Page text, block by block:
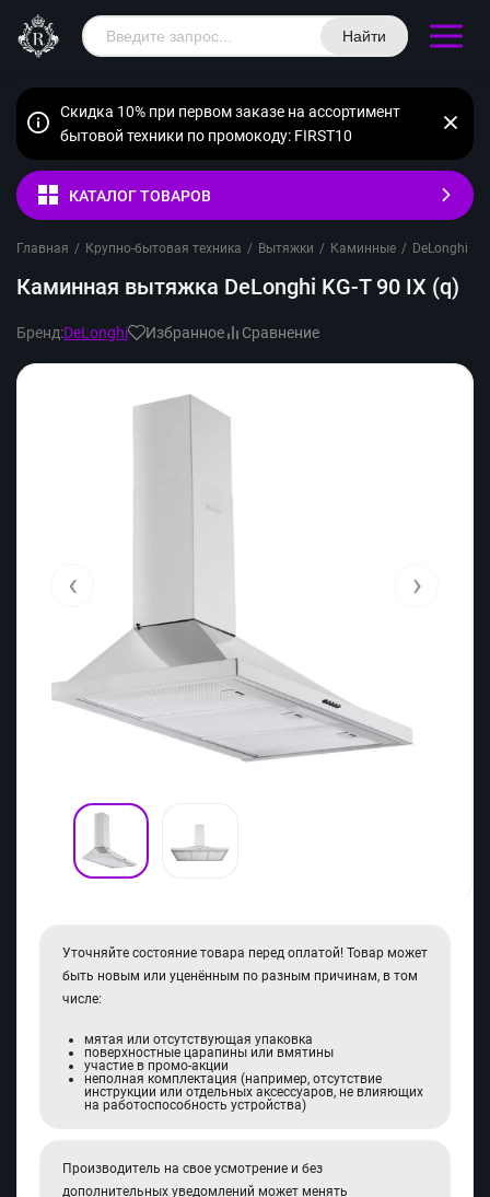
Найти
Скидка 10% при первом заказе на ассортимент
бытовой техники по промокоду: FIRST10
КАТАЛОГ ТОВАРОВ
Главная / Крупно-бытовая техника / Вытяжки / Каминные / DeLonghi
Каминная вытяжка DeLonghi KG-T 90 IX (q)
Бренд:DeLonghi Избранное Сравнение
‹ ›
Уточняйте состояние товара перед оплатой! Товар может
быть новым или уценённым по разным причинам, в том
числе:
мятая или отсутствующая упаковка
поверхностные царапины или вмятины
участие в промо-акции
неполная комплектация (например, отсутствие
инструкции или отдельных аксессуаров, не влияющих
на работоспособность устройства)
Производитель на свое усмотрение и без
дополнительных уведомлений может менять